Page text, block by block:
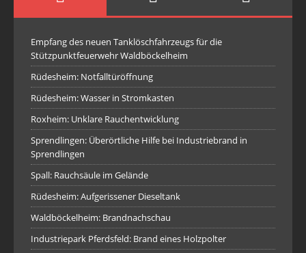
Empfang des neuen Tanklöschfahrzeugs für die
Stützpunktfeuerwehr Waldböckelheim
Rüdesheim: Notfalltüröffnung
Rüdesheim: Wasser in Stromkasten
Roxheim: Unklare Rauchentwicklung
Sprendlingen: Überörtliche Hilfe bei Industriebrand in
Sprendlingen
Spall: Rauchsäule im Gelände
Rüdesheim: Aufgerissener Dieseltank
Waldböckelheim: Brandnachschau
Industriepark Pferdsfeld: Brand eines Holzpolter